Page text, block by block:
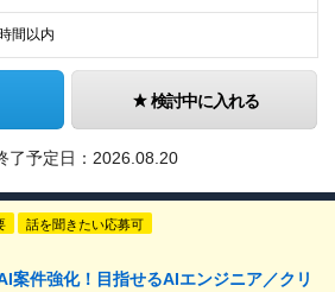
間以内
検討中に入れる
了予定日： 2026.08.20
話を聞きたい応募可
案件強化！目指せるAIエンジニア／クリ